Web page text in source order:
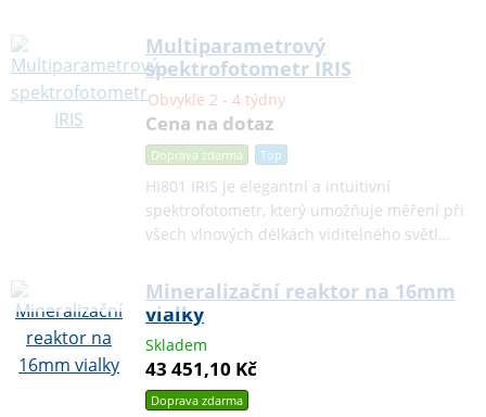
Multiparametrový
spektrofotometr IRIS
Obvykle 2 - 4 týdny
Cena na dotaz
Doprava zdarma Top
HI801 IRIS je elegantní a intuitivní
spektrofotometr, který umožňuje měření při
všech vlnových délkách viditelného světl…
Mineralizační reaktor na 16mm
vialky
Skladem
43 451,10 Kč
Doprava zdarma